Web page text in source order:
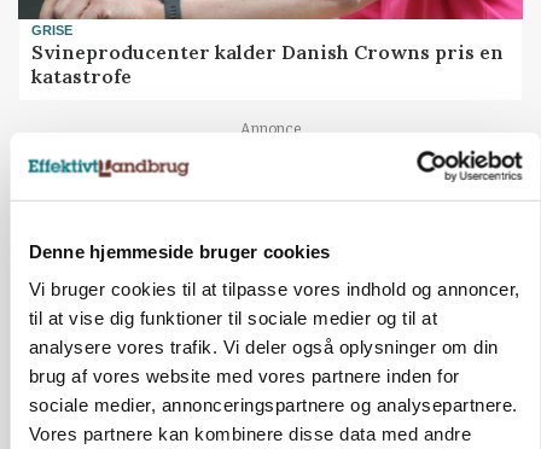
Denne hjemmeside bruger cookies
Vi bruger cookies til at tilpasse vores indhold og annoncer,
til at vise dig funktioner til sociale medier og til at
analysere vores trafik. Vi deler også oplysninger om din
brug af vores website med vores partnere inden for
sociale medier, annonceringspartnere og analysepartnere.
Vores partnere kan kombinere disse data med andre
GRISE
Svineproducenter kalder Danish Crowns pris en
katastrofe
Annonce